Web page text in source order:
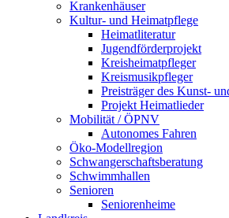
Krankenhäuser
Kultur- und Heimatpflege
Heimatliteratur
Jugendförderprojekt
Kreisheimatpfleger
Kreismusikpfleger
Preisträger des Kunst-
Projekt Heimatlieder
Mobilität / ÖPNV
Autonomes Fahren
Öko-Modellregion
Schwangerschaftsberatung
Schwimmhallen
Senioren
Seniorenheime